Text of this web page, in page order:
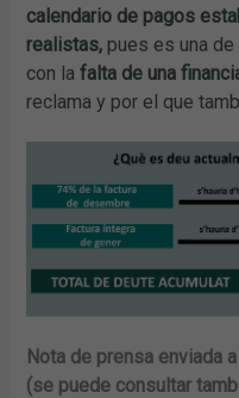
calendario de pagos
realistas, pues es una
con lafalta de una
reclama y por el que
Nota de prensa enviada
(se puede consultar